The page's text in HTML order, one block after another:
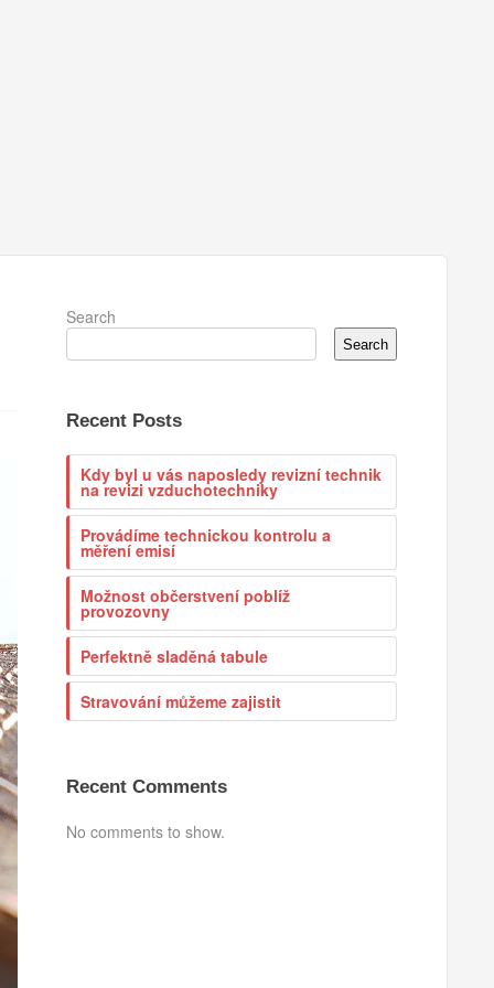
Search
Search
Recent Posts
Kdy byl u vás naposledy revizní technik
na revizi vzduchotechniky
Provádíme technickou kontrolu a
měření emisí
Možnost občerstvení poblíž
provozovny
Perfektně sladěná tabule
Stravování můžeme zajistit
Recent Comments
No comments to show.